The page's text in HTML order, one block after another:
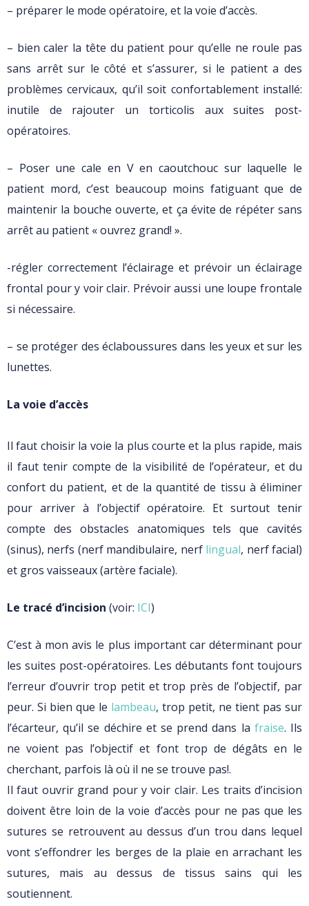
– préparer le mode opératoire, et la voie d’accès.
– bien caler la tête du patient pour qu’elle ne roule pas
sans arrêt sur le côté et s’assurer, si le patient a des
problèmes cervicaux, qu’il soit confortablement installé:
inutile de rajouter un torticolis aux suites post-
opératoires.
– Poser une cale en V en caoutchouc sur laquelle le
patient mord, c’est beaucoup moins fatiguant que de
maintenir la bouche ouverte, et ça évite de répéter sans
arrêt au patient « ouvrez grand! ».
-régler correctement l’éclairage et prévoir un éclairage
frontal pour y voir clair. Prévoir aussi une loupe frontale
si nécessaire.
– se protéger des éclaboussures dans les yeux et sur les
lunettes.
La voie d’accès
Il faut choisir la voie la plus courte et la plus rapide, mais
il faut tenir compte de la visibilité de l’opérateur, et du
confort du patient, et de la quantité de tissu à éliminer
pour arriver à l’objectif opératoire. Et surtout tenir
compte des obstacles anatomiques tels que cavités
(sinus), nerfs (nerf mandibulaire, nerf lingual, nerf facial)
et gros vaisseaux (artère faciale).
Le tracé d’incision (voir: ICI)
C’est à mon avis le plus important car déterminant pour
les suites post-opératoires. Les débutants font toujours
l’erreur d’ouvrir trop petit et trop près de l’objectif, par
peur. Si bien que le lambeau, trop petit, ne tient pas sur
l’écarteur, qu’il se déchire et se prend dans la fraise. Ils
ne voient pas l’objectif et font trop de dégâts en le
cherchant, parfois là où il ne se trouve pas!.
Il faut ouvrir grand pour y voir clair. Les traits d’incision
doivent être loin de la voie d’accès pour ne pas que les
sutures se retrouvent au dessus d’un trou dans lequel
vont s’effondrer les berges de la plaie en arrachant les
sutures, mais au dessus de tissus sains qui les
soutiennent.